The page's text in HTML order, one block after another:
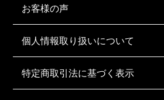
お客様の声
個人情報取り扱いについて
特定商取引法に基づく表示